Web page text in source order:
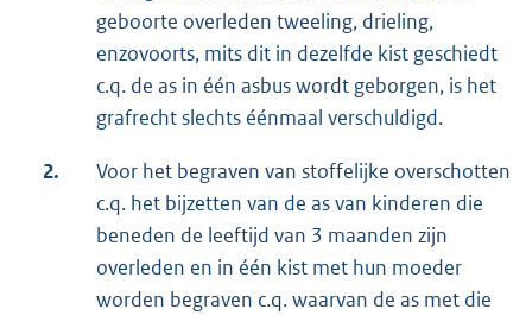
geboorte overleden tweeling, drieling,
enzovoorts, mits dit in dezelfde kist geschiedt
c.q. de as in één asbus wordt geborgen, is het
grafrecht slechts éénmaal verschuldigd.
2.
Voor het begraven van stoffelijke overschotten
c.q. het bijzetten van de as van kinderen die
beneden de leeftijd van 3 maanden zijn
overleden en in één kist met hun moeder
worden begraven c.q. waarvan de as met die